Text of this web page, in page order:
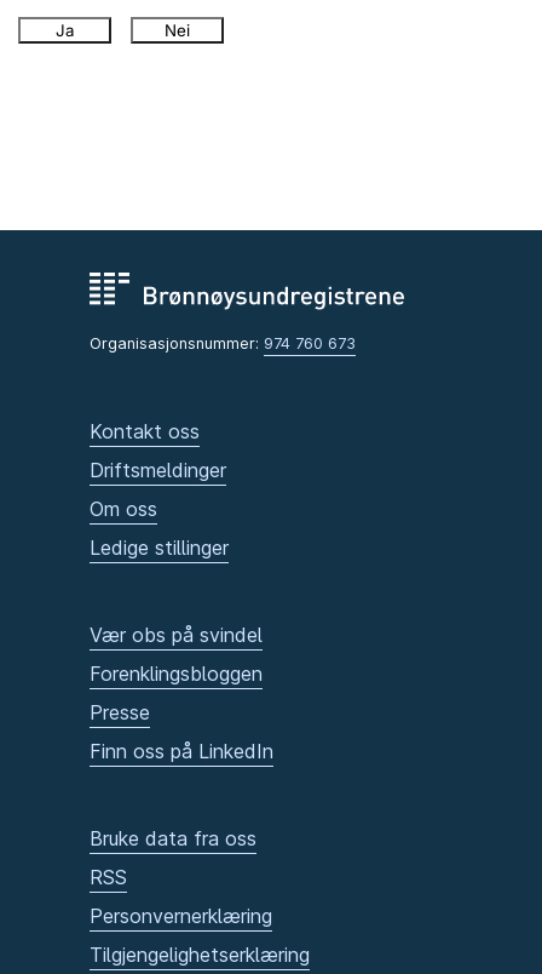
Ja Nei
Organisasjonsnummer: 974 760 673
Kontakt oss
Driftsmeldinger
Om oss
Ledige stillinger
Vær obs på svindel
Forenklingsbloggen
Presse
Finn oss på LinkedIn
Bruke data fra oss
RSS
Personvernerklæring
Tilgjengelighetserklæring